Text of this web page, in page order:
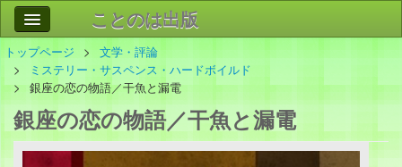
ことのは出版
作品
会社情報
お問い合わせ
トップページ
文学・評論
ミステリー・サスペンス・ハードボイルド
銀座の恋の物語／干魚と漏電
銀座の恋の物語／干魚と漏電